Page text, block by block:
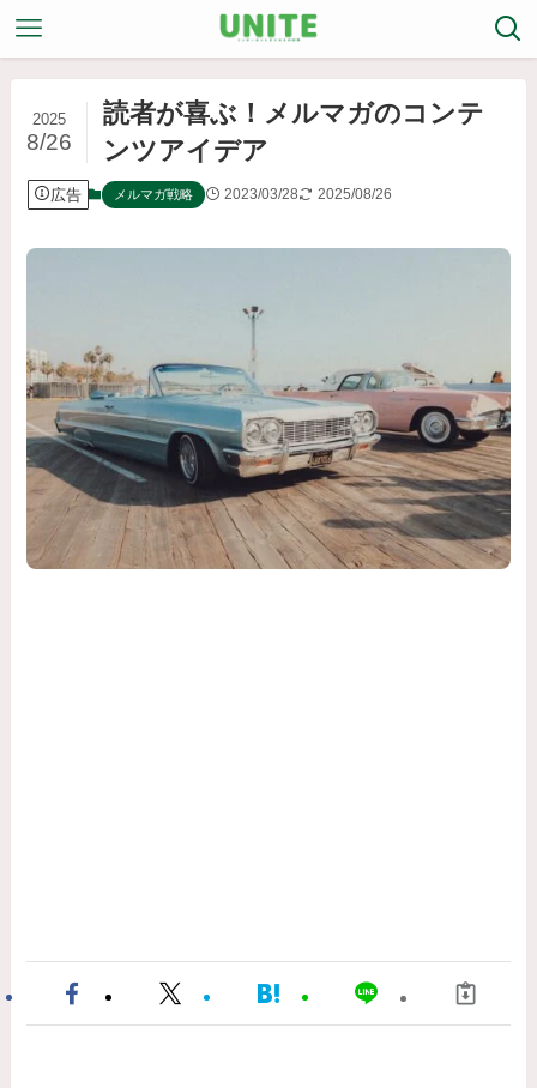
読者が喜ぶ！メルマガのコンテ
ンツアイデア
2025
8/26
広告 メルマガ戦略 2023/03/28 2025/08/26